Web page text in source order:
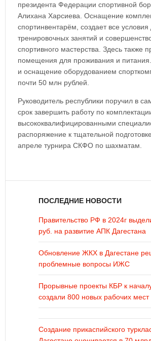
президента Федерации спортивной
Алихана Харсиева. Оснащение
спортинвентарём, создает все
тренировочных занятий и
спортивного мастерства. Здесь также
помещения для проживания и
и оснащение оборудованием
почти 50 млн рублей.
Руководитель республики поручил в
срок завершить работу по
высококвалифицированными
распоряжение к тщательной
апреле турнира СКФО по шахматам.
ПОСЛЕДНИЕ НОВОСТИ
Правительство РФ в 2024г
руб. на развитие АПК Дагестана
Обновление ЖКХ в Дагестане
проблемные вопросы ИЖС
Прорывные проекты КБР к
создали 800 новых рабочих мест
Создание прикаспийского